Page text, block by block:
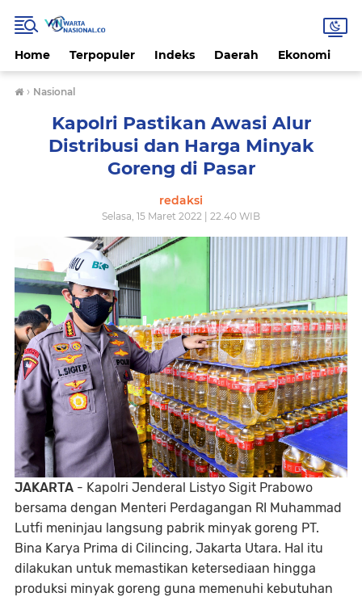
Home Terpopuler Indeks Daerah Ekonomi
› Nasional
Kapolri Pastikan Awasi Alur
Distribusi dan Harga Minyak
Goreng di Pasar
redaksi
Selasa, 15 Maret 2022 | 22.40 WIB
JAKARTA - Kapolri Jenderal Listyo Sigit Prabowo
bersama dengan Menteri Perdagangan RI Muhammad
Lutfi meninjau langsung pabrik minyak goreng PT.
Bina Karya Prima di Cilincing, Jakarta Utara. Hal itu
dilakukan untuk memastikan ketersediaan hingga
produksi minyak goreng guna memenuhi kebutuhan